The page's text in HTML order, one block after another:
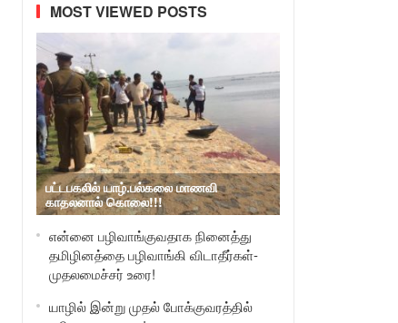
MOST VIEWED POSTS
பட்டபகலில் யாழ்.பல்கலை மாணவி
காதலனால் கொலை!!!
என்னை பழிவாங்குவதாக நினைத்து
தமிழினத்தை பழிவாங்கி விடாதீர்கள்-
முதலமைச்சர் உரை!
யாழில் இன்று முதல் போக்குவரத்தில்